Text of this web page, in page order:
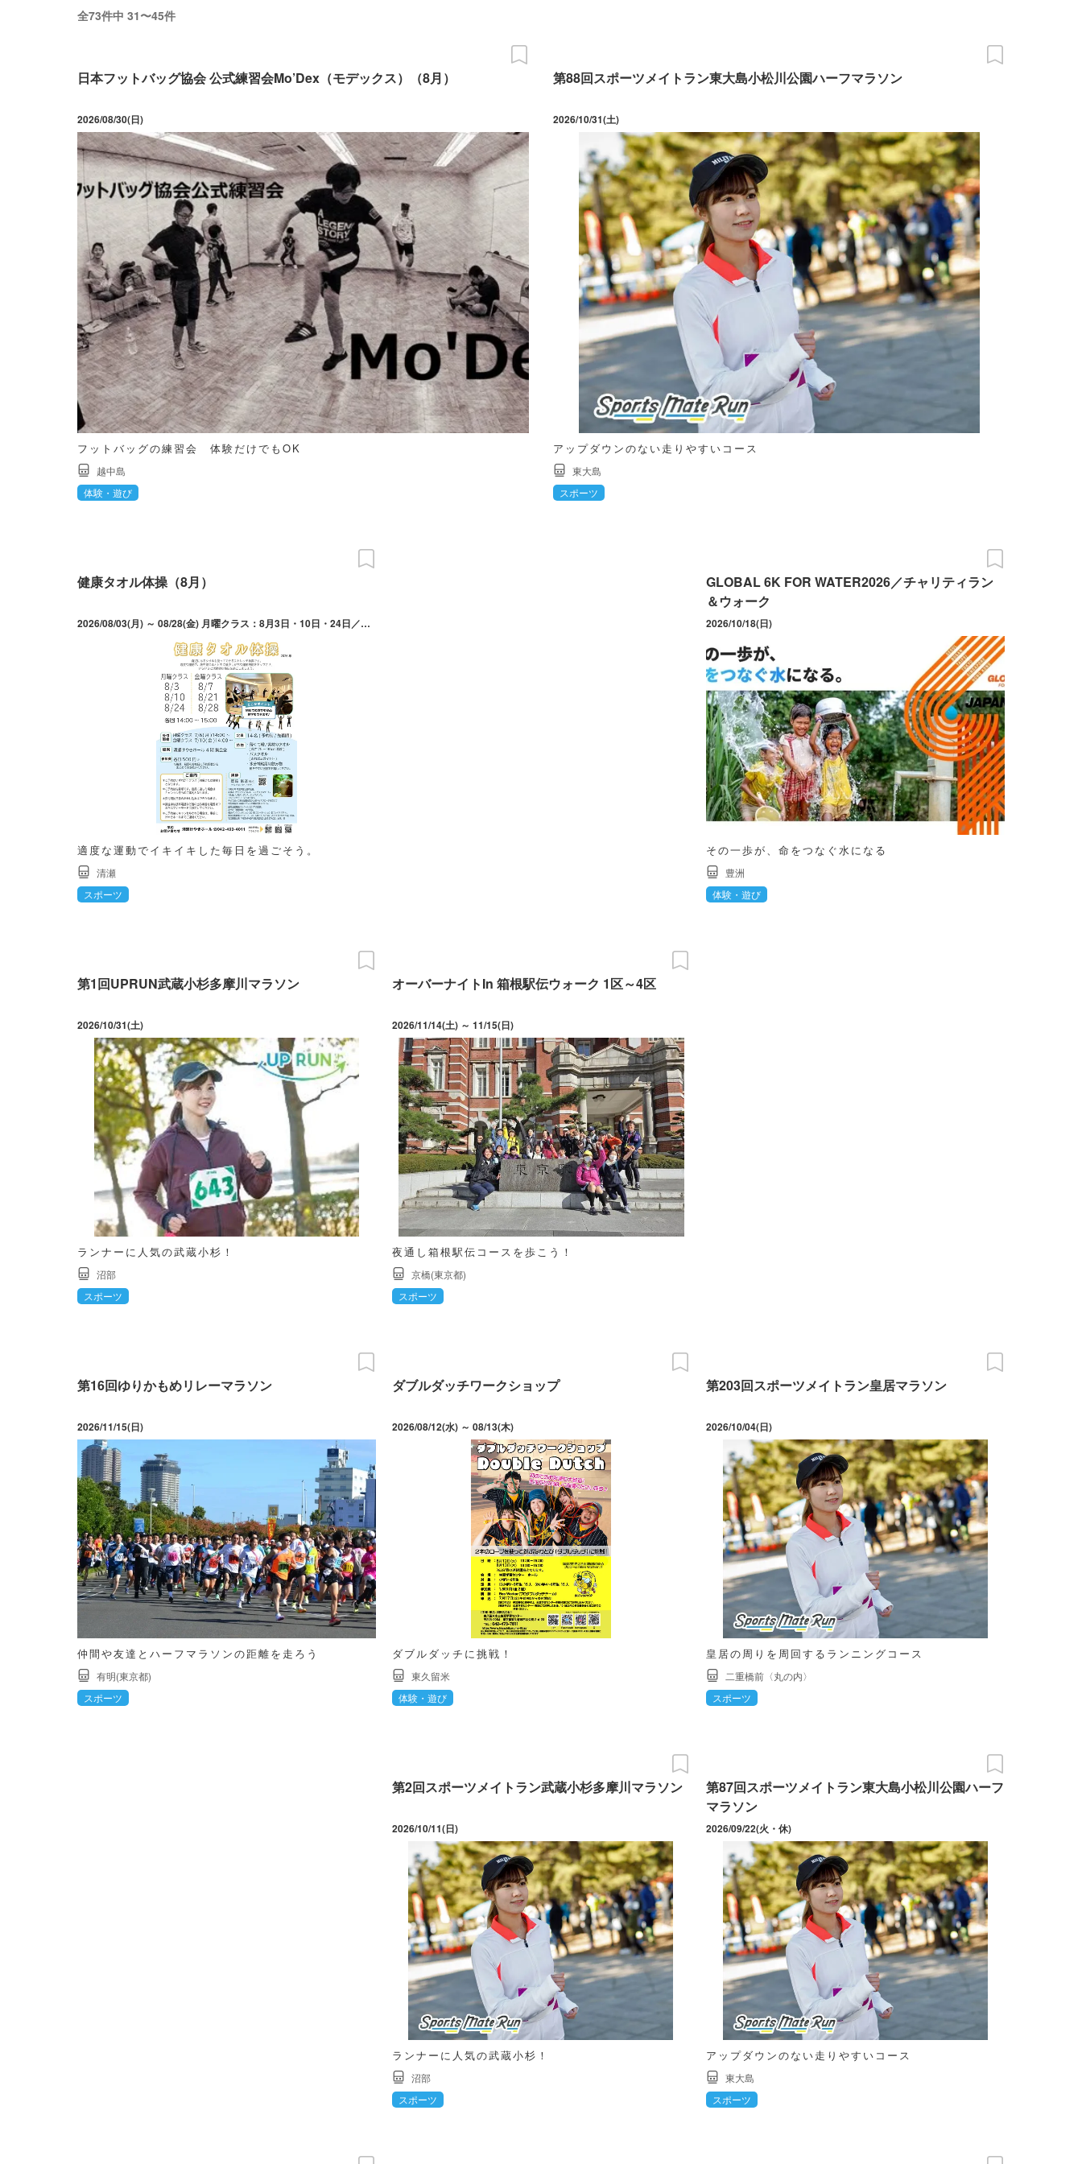
全73件中 31〜45件
日本フットバッグ協会 公式練習会Mo’Dex（モデックス）（8月）
2026/08/30(日)
フットバッグの練習会 体験だけでもOK
越中島
体験・遊び
第88回スポーツメイトラン東大島小松川公園ハーフマラソン
2026/10/31(土)
アップダウンのない走りやすいコース
東大島
スポーツ
健康タオル体操（8月）
2026/08/03(月) ～ 08/28(金) 月曜クラス：8月3日・10日・24日／金曜クラス：8月7日・21日・28日
適度な運動でイキイキした毎日を過ごそう。
清瀬
スポーツ
GLOBAL 6K FOR WATER2026／チャリティラン
＆ウォーク
2026/10/18(日)
その一歩が、命をつなぐ水になる
豊洲
体験・遊び
第1回UPRUN武蔵小杉多摩川マラソン
2026/10/31(土)
ランナーに人気の武蔵小杉！
沼部
スポーツ
オーバーナイトIn 箱根駅伝ウォーク 1区～4区
2026/11/14(土) ～ 11/15(日)
夜通し箱根駅伝コースを歩こう！
京橋(東京都)
スポーツ
第16回ゆりかもめリレーマラソン
2026/11/15(日)
仲間や友達とハーフマラソンの距離を走ろう
有明(東京都)
スポーツ
ダブルダッチワークショップ
2026/08/12(水) ～ 08/13(木)
ダブルダッチに挑戦！
東久留米
体験・遊び
第203回スポーツメイトラン皇居マラソン
2026/10/04(日)
皇居の周りを周回するランニングコース
二重橋前〈丸の内〉
スポーツ
第2回スポーツメイトラン武蔵小杉多摩川マラソン
2026/10/11(日)
ランナーに人気の武蔵小杉！
沼部
スポーツ
第87回スポーツメイトラン東大島小松川公園ハーフ
マラソン
2026/09/22(火・休)
アップダウンのない走りやすいコース
東大島
スポーツ